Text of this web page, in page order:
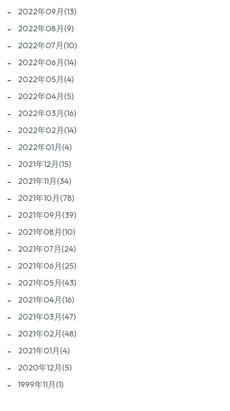
2022年09月(13)
2022年08月(9)
2022年07月(10)
2022年06月(14)
2022年05月(4)
2022年04月(5)
2022年03月(16)
2022年02月(14)
2022年01月(4)
2021年12月(15)
2021年11月(34)
2021年10月(78)
2021年09月(39)
2021年08月(10)
2021年07月(24)
2021年06月(25)
2021年05月(43)
2021年04月(16)
2021年03月(47)
2021年02月(48)
2021年01月(4)
2020年12月(5)
1999年11月(1)